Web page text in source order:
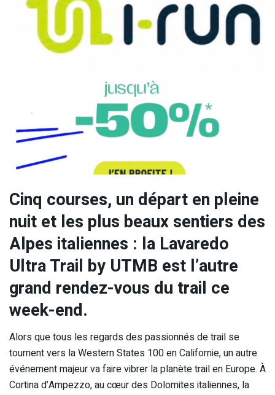
Cinq courses, un départ en pleine
nuit et les plus beaux sentiers des
Alpes italiennes : la Lavaredo
Ultra Trail by UTMB est l’autre
grand rendez-vous du trail ce
week-end.
Alors que tous les regards des passionnés de trail se
tournent vers la Western States 100 en Californie, un autre
événement majeur va faire vibrer la planète trail en Europe. À
Cortina d’Ampezzo, au cœur des Dolomites italiennes, la